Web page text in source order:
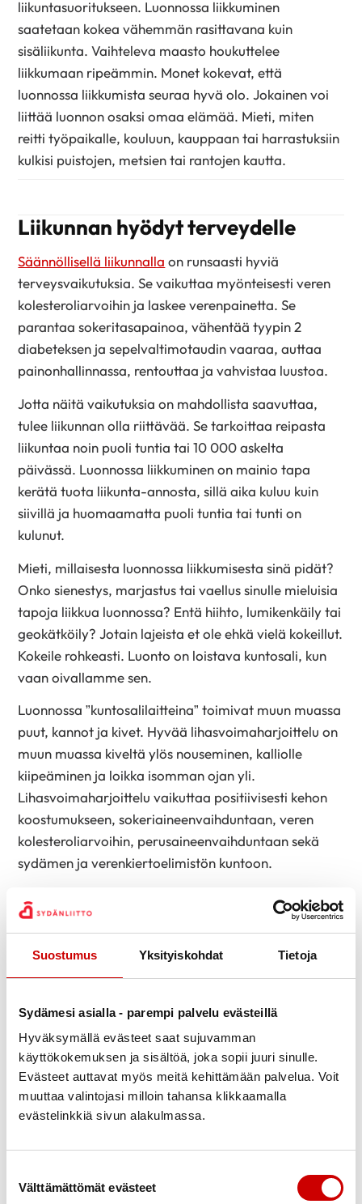
Suostumus Yksityiskohdat Tietoja
Sydämesi asialla - parempi palvelu evästeillä
Hyväksymällä evästeet saat sujuvamman
käyttökokemuksen ja sisältöä, joka sopii juuri sinulle.
Evästeet auttavat myös meitä kehittämään palvelua. Voit
muuttaa valintojasi milloin tahansa klikkaamalla
evästelinkkiä sivun alakulmassa.
Välttämättömät evästeet
liikuntasuoritukseen. Luonnossa liikkuminen
saatetaan kokea vähemmän rasittavana kuin
sisäliikunta. Vaihteleva maasto houkuttelee
liikkumaan ripeämmin. Monet kokevat, että
luonnossa liikkumista seuraa hyvä olo. Jokainen voi
liittää luonnon osaksi omaa elämää. Mieti, miten
reitti työpaikalle, kouluun, kauppaan tai harrastuksiin
kulkisi puistojen, metsien tai rantojen kautta.
Liikunnan hyödyt terveydelle
Säännöllisellä liikunnalla on runsaasti hyviä
terveysvaikutuksia. Se vaikuttaa myönteisesti veren
kolesteroliarvoihin ja laskee verenpainetta. Se
parantaa sokeritasapainoa, vähentää tyypin 2
diabeteksen ja sepelvaltimotaudin vaaraa, auttaa
painonhallinnassa, rentouttaa ja vahvistaa luustoa.
Jotta näitä vaikutuksia on mahdollista saavuttaa,
tulee liikunnan olla riittävää. Se tarkoittaa reipasta
liikuntaa noin puoli tuntia tai 10 000 askelta
päivässä. Luonnossa liikkuminen on mainio tapa
kerätä tuota liikunta-annosta, sillä aika kuluu kuin
siivillä ja huomaamatta puoli tuntia tai tunti on
kulunut.
Mieti, millaisesta luonnossa liikkumisesta sinä pidät?
Onko sienestys, marjastus tai vaellus sinulle mieluisia
tapoja liikkua luonnossa? Entä hiihto, lumikenkäily tai
geokätköily? Jotain lajeista et ole ehkä vielä kokeillut.
Kokeile rohkeasti. Luonto on loistava kuntosali, kun
vaan oivallamme sen.
Luonnossa ”kuntosalilaitteina” toimivat muun muassa
puut, kannot ja kivet. Hyvää lihasvoimaharjoittelu on
muun muassa kiveltä ylös nouseminen, kalliolle
kiipeäminen ja loikka isomman ojan yli.
Lihasvoimaharjoittelu vaikuttaa positiivisesti kehon
koostumukseen, sokeriaineenvaihduntaan, veren
kolesteroliarvoihin, perusaineenvaihduntaan sekä
sydämen ja verenkiertoelimistön kuntoon.
Ulkona liikkuessa tasapainoa tarvitaan enemmän,
sillä vaihtelevat maastonmuodot vaikeuttavat
liikkumista. Jalan alle jäävä kivi, risu, puun juuri,
keppi ja kiven tai kannon ylitys ovat mainiota
tasapainon harjoitteita. Puhumattakaan kalliolta
laskeutuminen tai sille nouseminen.
Luonto sopii mainioksi rentoutumispaikaksi. Siispä
silmät kiinni ja kuuntelemaan lintujen laulua. Joskus
on mukava kuunnella hiljaisuutta. Samalla voi
keskittyä hetkeksi tuntemaan oma rauhallinen
hengitys ja rintakehän liike.
Mitä hyötyä juuri luonnossa
liikkuminen tuo terveydelle?